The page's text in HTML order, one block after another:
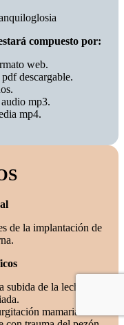
compuesto por:
web.
descargable.
mp3.
mp4.
de la implantación de
subida de la leche y
mamaria.